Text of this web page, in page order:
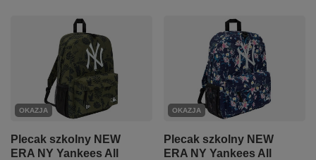
OKAZJA
Plecak szkolny NEW
ERA NY Yankees All
OKAZJA
Plecak szkolny NEW
ERA NY Yankees All